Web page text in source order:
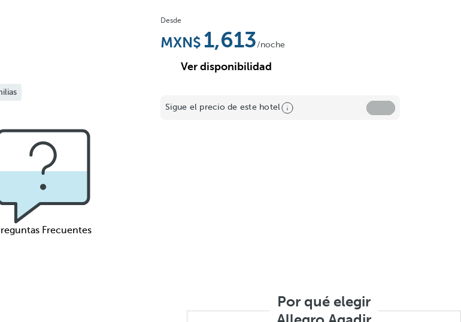
Desde
1,613/noche
Ver disponibilidad
Sigue el precio de este hotel
Frecuentes
Por qué elegir